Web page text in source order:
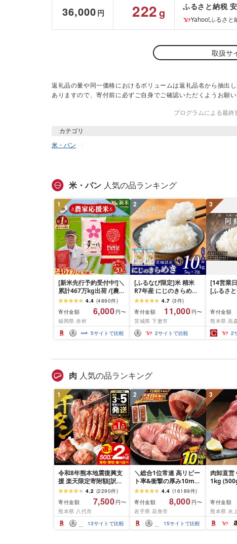
36,000 円 222g Yahoo!ふるさと
ふるさと納税
取扱サ
返礼品の量や同一価格におけるボリュームは返礼品名から抽出
ありますので、寄付前に必ずご自身でご確認いただくようお願い
プログラムによる最
カテゴリ
米・パン
米・パン 人気の品ランキング
1
[新米先行予約受付中!]＼
累計467万kg出荷 /[農家
応援米]訳あり 令和7年産
令和8年産ふくきらり 夢
つくし 5kg 10kg 15kg
20kg [選べる品種・内容
量・出荷時期]複数原料
米 白米 精米 国産 限定
4.4 (4890件)
寄付金額
6,000 円〜
福岡県 赤村
5サイトで比較
2
[ふるなび限定]米 精米
R7年産 にじのきらめき
10kg 10月 FN-Limited-
4.7 (3件)
寄付金額
11,000 円〜
茨城県 下妻市
2サイトで比較
3
[14営業
[ふるさ
だわら
リジナル
米 米
寄付金額
熊本県 高
2
肉 人気の品ランキング
1
令和8年熊本地震復興支
援 楽天限定寄附額[訳あ
り]牛タン 500g〜2kg 肉
牛肉 訳あり 牛タン 冷凍
小分け 厚切り 薄切り 食
べ比べ 500g 1kg 1.5kg
2kg 牛 人気 ビーフ 牛た
ん ふるさと納税 ランキ
4.2 (2290件)
寄付金額
7,500 円〜
熊本県 八代市
13サイトで比較
2
＼総合1位常連 高リピー
ト率&衝撃の厚み10mm
厚切り牛タン 塩味/ ≪ス
ピード発送!!10営業日以
内発送≫ 選べる内容量
500g / 1kg 定期便 毎月
届く 牛肉 肉 BBQ ふるさ
と 人気 ランキング 岩手
4.4 (16189件)
寄付金額
8,000 円〜
岩手県 花巻市
15サイトで比較
3
肉卸直営
1kg
牛肉 焼
業務用
BBQ お
祝い お
寄付金額
熊本県 水